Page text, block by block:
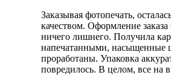
Заказывая фотопечать,
качеством. Оформление
ничего лишнего. Получила
напечатанными, насыщенные
проработаны. Упаковка
повредилось. В целом, все на